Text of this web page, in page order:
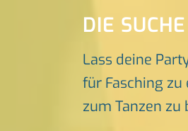
DIE
Lass deine
für Fasching
zum Tanzen zu